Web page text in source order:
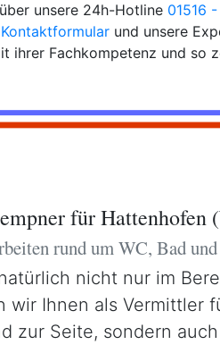
unsere 24h-Hotline 01516
Kontaktformular und unsere
ihrer Fachkompetenz und so
für Hattenhofen
rund um WC, Bad
nicht nur im
wir Ihnen als Vermittler
zur Seite, sondern